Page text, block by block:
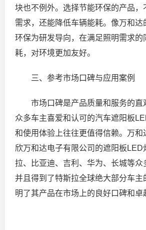
块也不例外。选择节能环保的产品，
需求，还能降低车辆能耗。像万和达
环保为研发导向，在满足照明需求的
耗，对环境更加友好。
三、参考市场口碑与应用案例
市场口碑是产品质量和服务的直
众多车主喜爱和认可的汽车遮阳板
和使用体验上往往更值得信赖。万和
欣万和达电子有限公司的遮阳板LED
拉、比亚迪、吉利、华为、长城等众
并且得到了特斯拉全球绝大部分车主
明了其产品在市场上的良好口碑和卓